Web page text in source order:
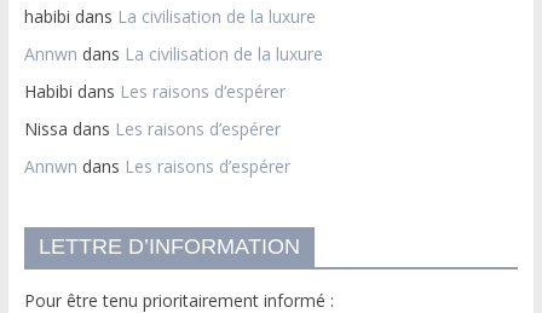
habibi dans La civilisation de la luxure
Annwn dans La civilisation de la luxure
Habibi dans Les raisons d’espérer
Nissa dans Les raisons d’espérer
Annwn dans Les raisons d’espérer
LETTRE D’INFORMATION
Pour être tenu prioritairement informé :